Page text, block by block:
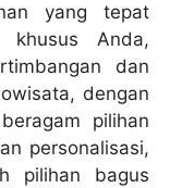
yang tepat
khusus Anda,
dan
dengan
pilihan
personalisasi,
pilihan bagus